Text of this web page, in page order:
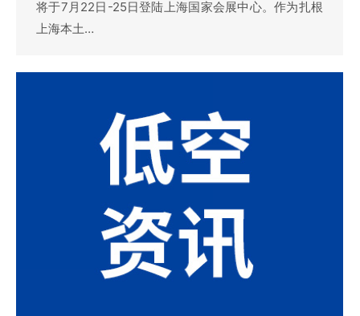
将于7月22日-25日登陆上海国家会展中心。作为扎根
上海本土…